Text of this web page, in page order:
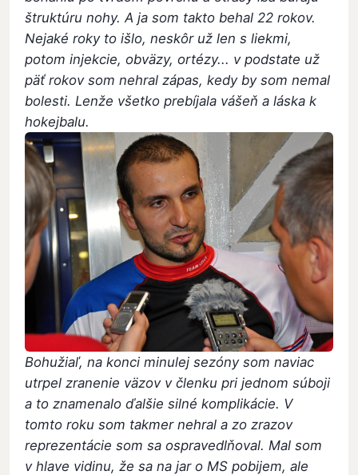
štruktúru nohy. A ja som takto behal 22 rokov.
Nejaké roky to išlo, neskôr už len s liekmi,
potom injekcie, obväzy, ortézy... v podstate už
päť rokov som nehral zápas, kedy by som nemal
bolesti. Lenže všetko prebíjala vášeň a láska k
hokejbalu.
Bohužiaľ, na konci minulej sezóny som naviac
utrpel zranenie väzov v členku pri jednom súboji
a to znamenalo ďalšie silné komplikácie. V
tomto roku som takmer nehral a zo zrazov
reprezentácie som sa ospravedlňoval. Mal som
v hlave vidinu, že sa na jar o MS pobijem, ale